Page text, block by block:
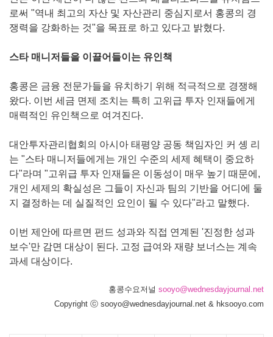
로써 "역내 최고의 자산 및 자산관리 중심지로서 홍콩의 경
쟁력을 강화하는 것"을 목표로 하고 있다고 밝혔다.
스타 매니저들을 이끌어들이는 유인책
홍콩은 금융 전문가들을 유치하기 위해 적극적으로 경쟁해
왔다. 이번 세금 면제 조치는 특히 고위급 투자 인재들에게
매력적인 유인책으로 여겨진다.
대안투자관리협회의 아시아 태평양 공동 책임자인 커 솅 리
는 "스타 매니저들에게는 개인 수준의 세제 혜택이 중요하
다"라며 "고위급 투자 인재들은 이동성이 매우 높기 때문에,
개인 세제의 확실성은 그들이 자신과 팀의 기반을 어디에 둘
지 결정하는 데 실질적인 요인이 될 수 있다"라고 말했다.
이번 제안에 따르면 펀드 성과와 직접 연계된 '진정한 성과
보수'만 감면 대상이 된다. 고정 급여와 재량 보너스는 계속
과세 대상이다.
홍콩수요저널 sooyo@wednesdayjournal.net
Copyright ⓒ sooyo@wednesdayjournal.net & hksooyo.com